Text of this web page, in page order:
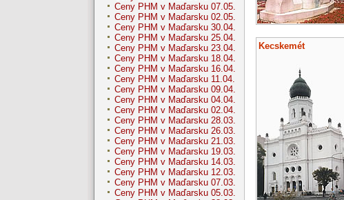
Ceny PHM v Maďarsku 07.05.
Ceny PHM v Maďarsku 02.05.
Ceny PHM v Maďarsku 30.04.
Ceny PHM v Maďarsku 25.04.
Ceny PHM v Maďarsku 23.04.
Ceny PHM v Maďarsku 18.04.
Ceny PHM v Maďarsku 16.04.
Ceny PHM v Maďarsku 11.04.
Ceny PHM v Maďarsku 09.04.
Ceny PHM v Maďarsku 04.04.
Ceny PHM v Maďarsku 02.04.
Ceny PHM v Maďarsku 28.03.
Ceny PHM v Maďarsku 26.03.
Ceny PHM v Maďarsku 21.03.
Ceny PHM v Maďarsku 19.03.
Ceny PHM v Maďarsku 14.03.
Ceny PHM v Maďarsku 12.03.
Ceny PHM v Maďarsku 07.03.
Ceny PHM v Maďarsku 05.03.
Kecskemét